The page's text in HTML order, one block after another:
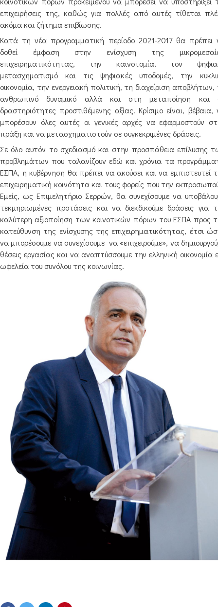
επιχειρήσεις της, καθώς για πολλές από αυτές τίθεται
ακόμα και ζήτημα επιβίωσης.
Κατά τη νέα προγραμματική περίοδο 2021-2017 θα πρέπει
δοθεί έμφαση στην ενίσχυση της
επιχειρηματικότητας, την καινοτομία, τον
μετασχηματισμό και τις ψηφιακές υποδομές, την
οικονομία, την ενεργειακή πολιτική, τη διαχείριση αποβλήτων,
ανθρωπινό δυναμικό αλλά και στη μεταποίηση και
δραστηριότητες προστιθέμενης αξίας. Κρίσιμο είναι, βέβαια,
μπορέσουν όλες αυτές οι γενικές αρχές να εφαρμοστούν
πράξη και να μετασχηματιστούν σε συγκεκριμένες δράσεις.
Σε όλο αυτόν το σχεδιασμό και στην προσπάθεια επίλυσης
προβλημάτων που ταλανίζουν εδώ και χρόνια τα
ΕΣΠΑ, η κυβέρνηση θα πρέπει να ακούσει και να εμπιστευτεί
επιχειρηματική κοινότητα και τους φορείς που την
Εμείς, ως Επιμελητήριο Σερρών, θα συνεχίσουμε να
τεκμηριωμένες προτάσεις και να διεκδικούμε δράσεις για
καλύτερη αξιοποίηση των κοινοτικών πόρων του ΕΣΠΑ προς
κατεύθυνση της ενίσχυσης της επιχειρηματικότητας, έτσι
να μπορέσουμε να συνεχίσουμε να «επιχειρούμε», να
θέσεις εργασίας και να αναπτύσσουμε την ελληνική οικονομία
ωφελεία του συνόλου της κοινωνίας.